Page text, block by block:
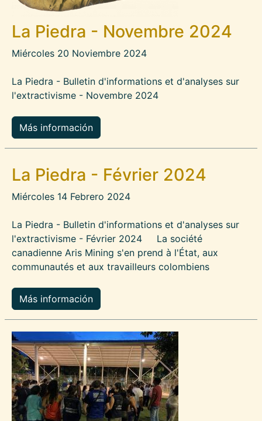
La Piedra - Novembre 2024
Miércoles 20 Noviembre 2024
La Piedra - Bulletin d'informations et d'analyses sur
l'extractivisme - Novembre 2024
Más información
La Piedra - Février 2024
Miércoles 14 Febrero 2024
La Piedra - Bulletin d'informations et d'analyses sur
l'extractivisme - Février 2024 La société
canadienne Aris Mining s'en prend à l'État, aux
communautés et aux travailleurs colombiens
Más información
Imagen